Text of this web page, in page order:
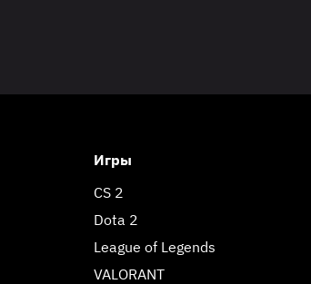
Игры
CS 2
Dota 2
League of Legends
VALORANT